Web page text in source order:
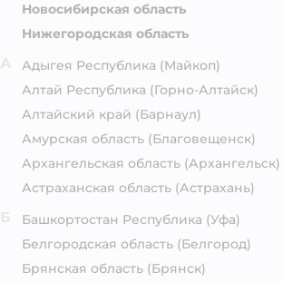
Новосибирская область
Нижегородская область
Адыгея Республика (Майкоп)
Алтай Республика (Горно-Алтайск)
Алтайский край (Барнаул)
Амурская область (Благовещенск)
Архангельская область (Архангельск)
Астраханская область (Астрахань)
Башкортостан Республика (Уфа)
Белгородская область (Белгород)
Брянская область (Брянск)